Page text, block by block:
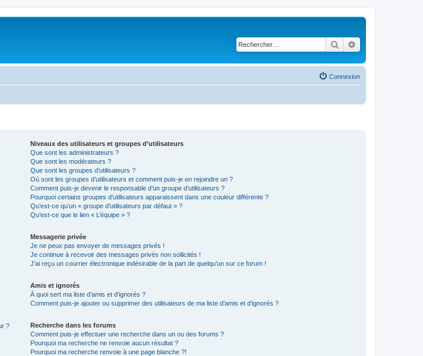
Rechercher
Connexion
?
Niveaux des utilisateurs et groupes d’utilisateurs
Que sont les administrateurs ?
Que sont les modérateurs ?
Que sont les groupes d’utilisateurs ?
Où sont les groupes d’utilisateurs et comment puis-je en rejoindre un ?
Comment puis-je devenir le responsable d’un groupe d’utilisateurs ?
Pourquoi certains groupes d’utilisateurs apparaissent dans une couleur différente ?
Qu’est-ce qu’un « groupe d’utilisateurs par défaut » ?
Qu’est-ce que le lien « L’équipe » ?
Messagerie privée
Je ne peux pas envoyer de messages privés !
Je continue à recevoir des messages privés non sollicités !
J’ai reçu un courrier électronique indésirable de la part de quelqu’un sur ce forum !
Amis et ignorés
À quoi sert ma liste d’amis et d’ignorés ?
Comment puis-je ajouter ou supprimer des utilisateurs de ma liste d’amis et d’ignorés ?
Recherche dans les forums
Comment puis-je effectuer une recherche dans un ou des forums ?
Pourquoi ma recherche ne renvoie aucun résultat ?
Pourquoi ma recherche renvoie à une page blanche ?!